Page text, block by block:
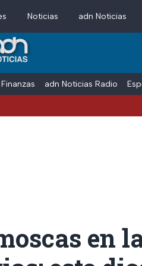
Noticias adn Noticias
Finanzas adn Noticias Radio
en